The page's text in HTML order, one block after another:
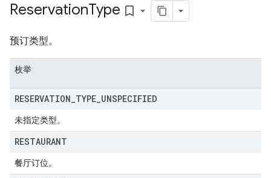
ReservationType bookmark_border
预订类型。
枚举
RESERVATION TYPE UNSPECIFIED
未指定类型。
RESTAURANT
餐厅订位。